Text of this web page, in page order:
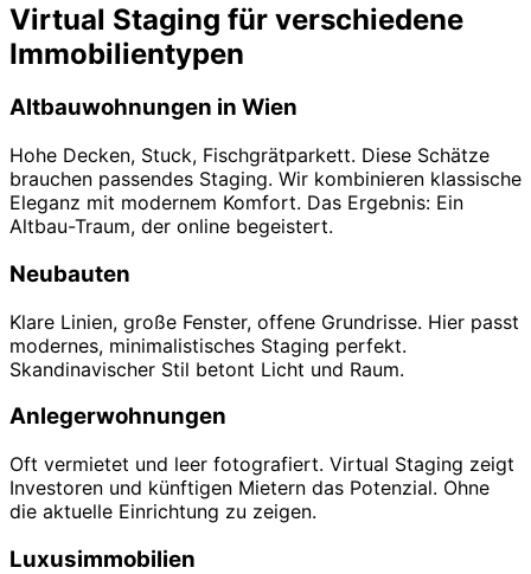
Virtual Staging für verschiedene
Immobilientypen
Altbauwohnungen in Wien
Hohe Decken, Stuck, Fischgrätparkett. Diese Schätze
brauchen passendes Staging. Wir kombinieren klassische
Eleganz mit modernem Komfort. Das Ergebnis: Ein
Altbau-Traum, der online begeistert.
Neubauten
Klare Linien, große Fenster, offene Grundrisse. Hier passt
modernes, minimalistisches Staging perfekt.
Skandinavischer Stil betont Licht und Raum.
Anlegerwohnungen
Oft vermietet und leer fotografiert. Virtual Staging zeigt
Investoren und künftigen Mietern das Potenzial. Ohne
die aktuelle Einrichtung zu zeigen.
Luxusimmobilien